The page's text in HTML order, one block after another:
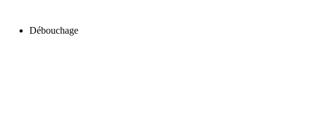
Débouchage